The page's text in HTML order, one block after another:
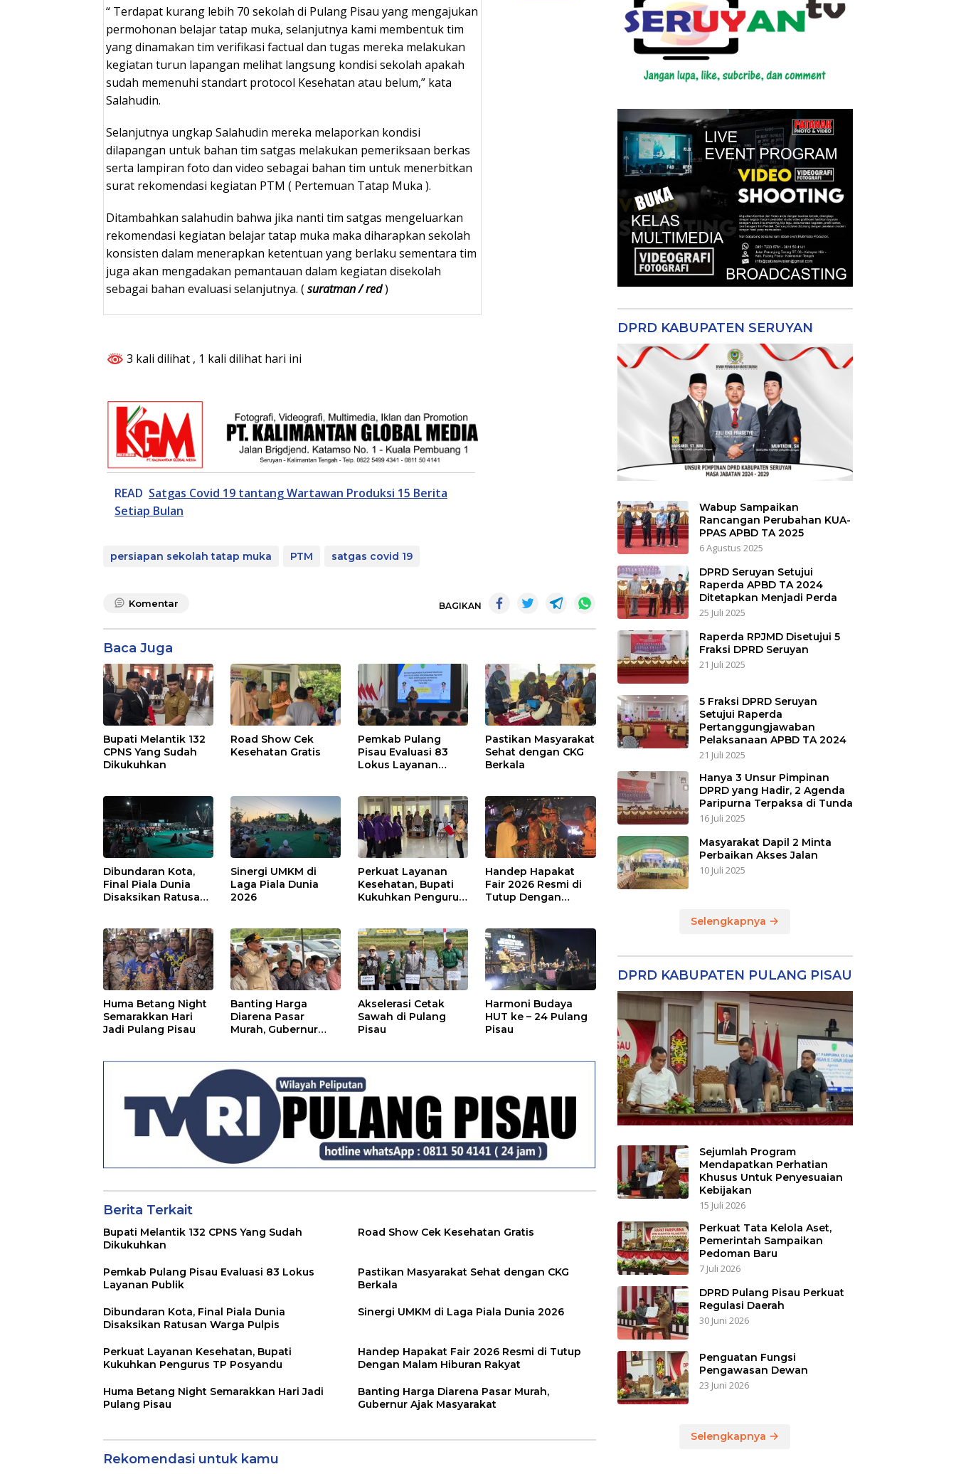
“ Terdapat kurang lebih 70 sekolah di Pulang Pisau yang mengajukan
permohonan belajar tatap muka, selanjutnya kami membentuk tim
yang dinamakan tim verifikasi factual dan tugas mereka melakukan
kegiatan turun lapangan melihat langsung kondisi sekolah apakah
sudah memenuhi standart protocol Kesehatan atau belum,” kata
Salahudin.
Selanjutnya ungkap Salahudin mereka melaporkan kondisi
dilapangan untuk bahan tim satgas melakukan pemeriksaan berkas
serta lampiran foto dan video sebagai bahan tim untuk menerbitkan
surat rekomendasi kegiatan PTM ( Pertemuan Tatap Muka ).
Ditambahkan salahudin bahwa jika nanti tim satgas mengeluarkan
rekomendasi kegiatan belajar tatap muka maka diharapkan sekolah
konsisten dalam menerapkan ketentuan yang berlaku sementara tim
juga akan mengadakan pemantauan dalam kegiatan disekolah
sebagai bahan evaluasi selanjutnya. (suratman / red)
3 kali dilihat , 1 kali dilihat hari ini
READ Satgas Covid 19 tantang Wartawan Produksi 15 Berita
Setiap Bulan
persiapan sekolah tatap muka PTM satgas covid 19
Komentar BAGIKAN
Baca Juga
Bupati Melantik 132
CPNS Yang Sudah
Dikukuhkan
Road Show Cek
Kesehatan Gratis
Pemkab Pulang
Pisau Evaluasi 83
Lokus Layanan
Pastikan Masyarakat
Sehat dengan CKG
Berkala
Dibundaran Kota,
Final Piala Dunia
Disaksikan Ratusan
Sinergi UMKM di
Laga Piala Dunia
2026
Perkuat Layanan
Kesehatan, Bupati
Kukuhkan Pengurus
Handep Hapakat
Fair 2026 Resmi di
Tutup Dengan
Huma Betang Night
Semarakkan Hari
Jadi Pulang Pisau
Banting Harga
Diarena Pasar
Murah, Gubernur
Akselerasi Cetak
Sawah di Pulang
Pisau
Harmoni Budaya
HUT ke – 24 Pulang
Pisau
Berita Terkait
Bupati Melantik 132 CPNS Yang Sudah
Dikukuhkan
Road Show Cek Kesehatan Gratis
Pemkab Pulang Pisau Evaluasi 83 Lokus
Layanan Publik
Pastikan Masyarakat Sehat dengan CKG
Berkala
Dibundaran Kota, Final Piala Dunia
Disaksikan Ratusan Warga Pulpis
Sinergi UMKM di Laga Piala Dunia 2026
Perkuat Layanan Kesehatan, Bupati
Kukuhkan Pengurus TP Posyandu
Handep Hapakat Fair 2026 Resmi di Tutup
Dengan Malam Hiburan Rakyat
Huma Betang Night Semarakkan Hari Jadi
Pulang Pisau
Banting Harga Diarena Pasar Murah,
Gubernur Ajak Masyarakat
Rekomendasi untuk kamu
DPRD KABUPATEN SERUYAN
Wabup Sampaikan
Rancangan Perubahan KUA-
PPAS APBD TA 2025
6 Agustus 2025
DPRD Seruyan Setujui
Raperda APBD TA 2024
Ditetapkan Menjadi Perda
25 Juli 2025
Raperda RPJMD Disetujui 5
Fraksi DPRD Seruyan
21 Juli 2025
5 Fraksi DPRD Seruyan
Setujui Raperda
Pertanggungjawaban
Pelaksanaan APBD TA 2024
21 Juli 2025
Hanya 3 Unsur Pimpinan
DPRD yang Hadir, 2 Agenda
Paripurna Terpaksa di Tunda
16 Juli 2025
Masyarakat Dapil 2 Minta
Perbaikan Akses Jalan
10 Juli 2025
Selengkapnya
DPRD KABUPATEN PULANG PISAU
Sejumlah Program
Mendapatkan Perhatian
Khusus Untuk Penyesuaian
Kebijakan
15 Juli 2026
Perkuat Tata Kelola Aset,
Pemerintah Sampaikan
Pedoman Baru
7 Juli 2026
DPRD Pulang Pisau Perkuat
Regulasi Daerah
30 Juni 2026
Penguatan Fungsi
Pengawasan Dewan
23 Juni 2026
Selengkapnya